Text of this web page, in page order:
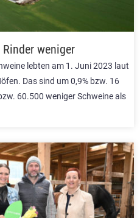
weniger
lebten am 1. Juni 2023 laut
Das sind um 0,9% bzw. 16
60.500 weniger Schweine als